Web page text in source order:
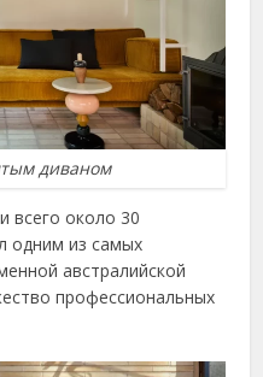
диваном
всего около 30
одним из самых
австралийской
профессиональных